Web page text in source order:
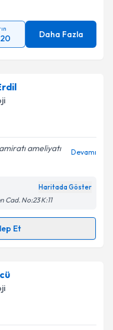
Daha Fazla
ameliyatı
Devamı
Haritada Göster
Cad. No:23 K:11
Et
randevu takvimi talebi
almanız için bir
ile bilgilendireceğiz.